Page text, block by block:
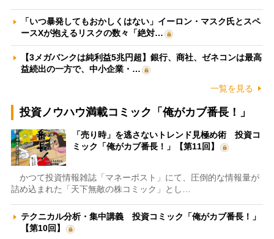
「いつ暴発してもおかしくはない」イーロン・マスク氏とスペ
ースXが抱えるリスクの数々「絶対…
【3メガバンクは純利益5兆円超】銀行、商社、ゼネコンは最高
益続出の一方で、中小企業・…
一覧を見る
投資ノウハウ満載コミック「俺がカブ番長！」
「売り時」を逃さないトレンド見極め術 投資コ
ミック「俺がカブ番長！」【第11回】
かつて投資情報雑誌「マネーポスト」にて、圧倒的な情報量が
詰め込まれた「天下無敵の株コミック」とし…
テクニカル分析・集中講義 投資コミック「俺がカブ番長！」
【第10回】